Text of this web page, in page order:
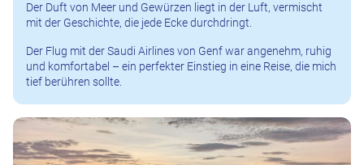
Der Duft von Meer und Gewürzen liegt in der Luft, vermischt
mit der Geschichte, die jede Ecke durchdringt.
Der Flug mit der Saudi Airlines von Genf war angenehm, ruhig
und komfortabel – ein perfekter Einstieg in eine Reise, die mich
tief berühren sollte.